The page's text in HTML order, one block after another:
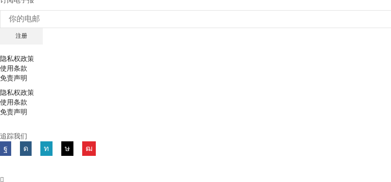
隐私权政策
使用条款
免责声明
隐私权政策
使用条款
免责声明
追踪我们